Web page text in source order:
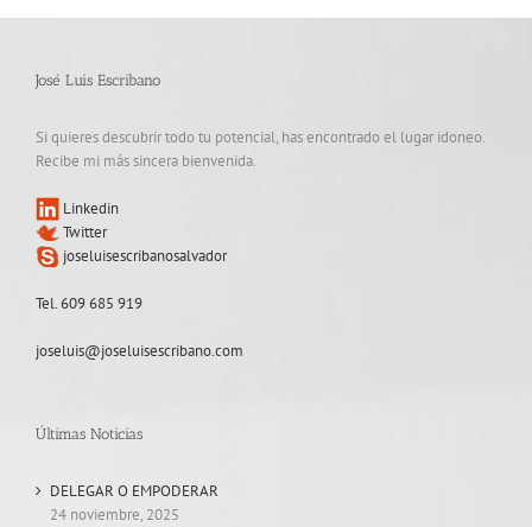
José Luis Escribano
Si quieres descubrir todo tu potencial, has encontrado el lugar idoneo.
Recibe mi más sincera bienvenida.
Linkedin
Twitter
joseluisescribanosalvador
Tel. 609 685 919
joseluis@joseluisescribano.com
Últimas Noticias
DELEGAR O EMPODERAR
24 noviembre, 2025